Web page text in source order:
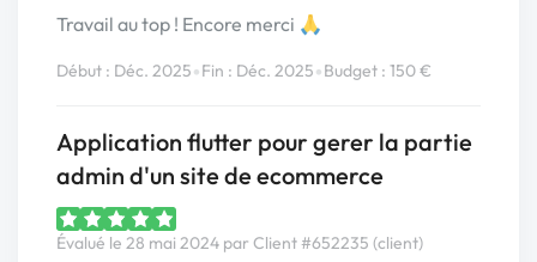
Travail au top ! Encore merci 🙏
Début : Déc. 2025•Fin : Déc. 2025•Budget : 150 €
Application flutter pour gerer la partie
admin d'un site de ecommerce
Évalué le 28 mai 2024 par Client #652235 (client)